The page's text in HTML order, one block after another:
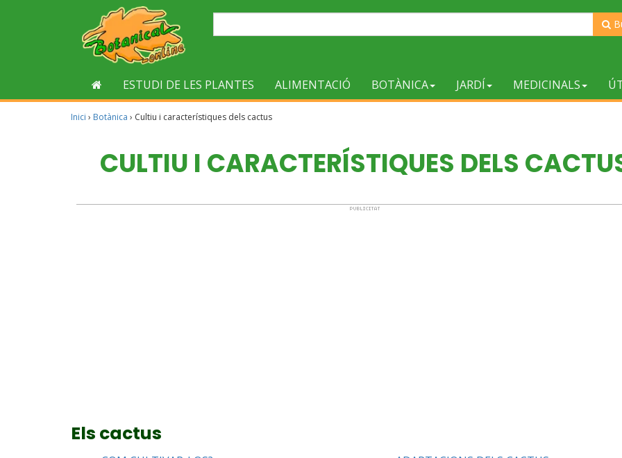
ESTUDI DE LES PLANTES ALIMENTACIÓ BOTÀNICA JARDÍ MEDICINALS
Inici › Botànica › Cultiu i característiques dels cactus
CULTIU I CARACTERÍSTIQUES DELS
Els cactus